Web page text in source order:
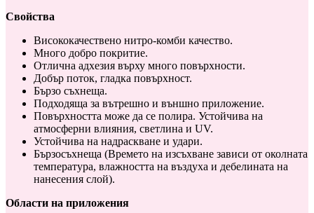
Свойства
Висококачествено нитро-комби качество.
Много добро покритие.
Отлична адхезия върху много повърхности.
Добър поток, гладка повърхност.
Бързо съхнеща.
Подходяща за вътрешно и външно приложение.
Повърхността може да се полира. Устойчива на
атмосферни влияния, светлина и UV.
Устойчива на надраскване и удари.
Бързосъхнеща (Времето на изсъхване зависи от околната
температура, влажността на въздуха и дебелината на
нанесения слой).
Области на приложения